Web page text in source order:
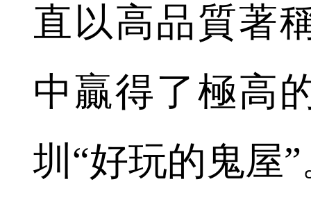
直以高品質著
中贏得了極高
圳“好玩的鬼屋